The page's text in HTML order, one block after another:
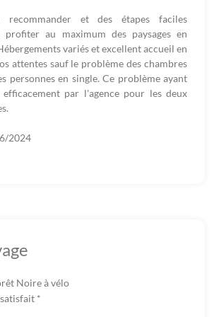
recommander et des étapes faciles
profiter au maximum des paysages en
variés et excellent accueil en
attentes sauf le problème des chambres
personnes en single. Ce problème ayant
par l'agence pour les deux
2024
Noire à vélo
satisfait *